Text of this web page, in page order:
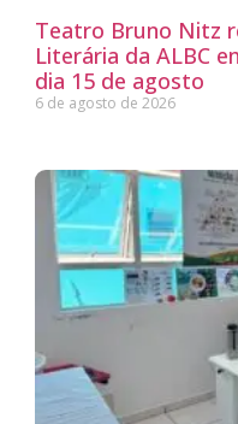
Teatro Bruno Nitz
Literária da ALBC
dia 15 de agosto
6 de agosto de 2026